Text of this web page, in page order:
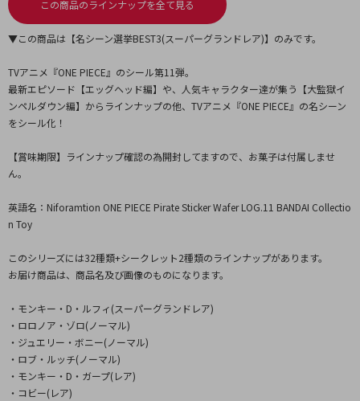
この商品のラインナップを全て見る
▼この商品は【名シーン選挙BEST3(スーパーグランドレア)】のみです。
TVアニメ『ONE PIECE』のシール第11弾。
最新エピソード【エッグヘッド編】や、人気キャラクター達が集う【大監獄イ
ンペルダウン編】からラインナップの他、TVアニメ『ONE PIECE』の名シーン
をシール化！
【賞味期限】ラインナップ確認の為開封してますので、お菓子は付属しませ
ん。
英語名：Niforamtion ONE PIECE Pirate Sticker Wafer LOG.11 BANDAI Collectio
n Toy
このシリーズには32種類+シークレット2種類のラインナップがあります。
お届け商品は、商品名及び画像のものになります。
・モンキー・D・ルフィ(スーパーグランドレア)
・ロロノア・ゾロ(ノーマル)
・ジュエリー・ボニー(ノーマル)
・ロブ・ルッチ(ノーマル)
・モンキー・D・ガープ(レア)
・コビー(レア)